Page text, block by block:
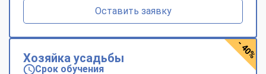
Оставить заявку
Хозяйка усадьбы
Срок обучения
- 40%